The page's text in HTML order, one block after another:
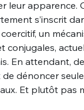
leur apparence.
s’inscrit
un
conjugales,
En attendant,
dénoncer
Et plutôt pas